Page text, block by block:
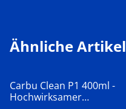
Ähnliche Artikel
Carbu Clean P1 400ml -
Hochwirksamer